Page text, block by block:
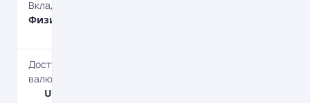
Вкладчик
Физическим
Доступные
валюты
UAH, USD,